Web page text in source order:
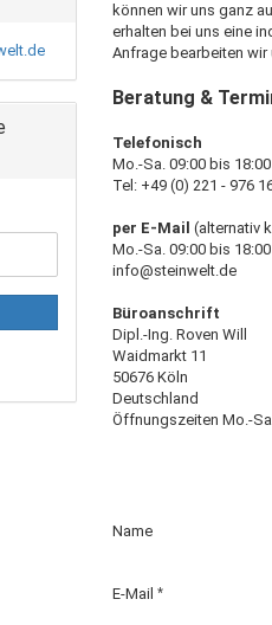
können wir uns ganz
erhalten bei uns eine
Anfrage bearbeiten
Beratung &
Telefonisch
Mo.-Sa. 09:00 bis
Tel: +49 (0) 221 - 976
per E-Mail (alternativ
Mo.-Sa. 09:00 bis
info@steinwelt.de
Büroanschrift
Dipl.-Ing. Roven Will
Waidmarkt 11
50676 Köln
Deutschland
Öffnungszeiten Mo.-
&
Name
E-Mail